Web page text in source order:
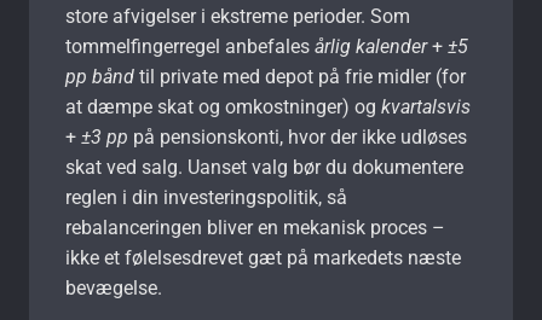
store afvigelser i ekstreme perioder. Som
tommelfingerregel anbefales årlig kalender+ ±5
pp bånd til private med depot på frie midler (for
at dæmpe skat og omkostninger) og kvartalsvis
+ ±3 pp på pensionskonti, hvor der ikke udløses
skat ved salg. Uanset valg bør du dokumentere
reglen i din investeringspolitik, så
rebalanceringen bliver en mekanisk proces –
ikke et følelsesdrevet gæt på markedets næste
bevægelse.